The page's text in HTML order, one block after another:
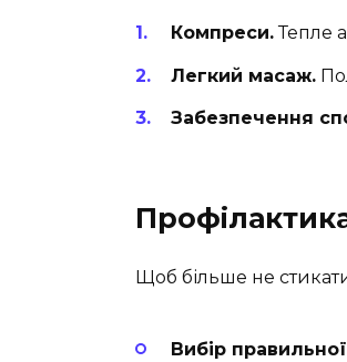
Компреси.Тепле
Легкий масаж.
Забезпечення
Щоб більше не
Вибір